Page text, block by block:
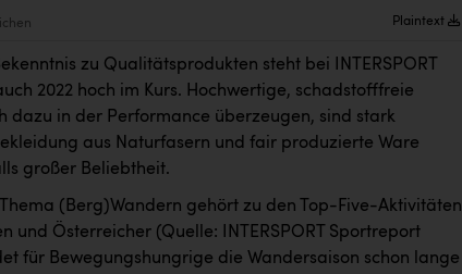
Plaintext
zu Qualitätsprodukten steht bei INTERSPORT
2022 hoch im Kurs. Hochwertige, schadstofffreie
dazu in der Performance überzeugen, sind stark
aus Naturfasern und fair produzierte Ware
großer Beliebtheit.
(Berg)Wandern gehört zu den Top-Five-Aktivitäten
und Österreicher (Quelle: INTERSPORT Sportreport
für Bewegungshungrige die Wandersaison schon lange